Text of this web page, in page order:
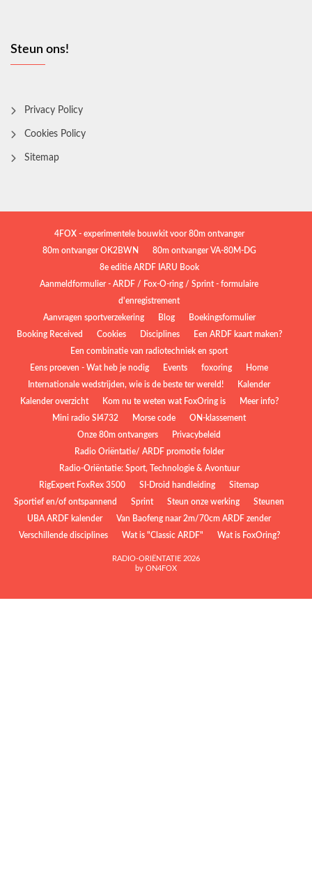
Steun ons!
Privacy Policy
Cookies Policy
Sitemap
4FOX - experimentele bouwkit voor 80m ontvanger
80m ontvanger OK2BWN
80m ontvanger VA-80M-DG
8e editie ARDF IARU Book
Aanmeldformulier - ARDF / Fox-O-ring / Sprint - formulaire
d'enregistrement
Aanvragen sportverzekering
Blog
Boekingsformulier
Booking Received
Cookies Disciplines
Een ARDF kaart maken?
Een combinatie van radiotechniek en sport
Eens proeven - Wat heb je nodig
Events foxoring
Home
Internationale wedstrijden, wie is de beste ter wereld!
Kalender
Kalender overzicht
Kom nu te weten wat FoxOring is
Meer info?
Mini radio SI4732
Morse code
ON-klassement
Onze 80m ontvangers
Privacybeleid
Radio Oriëntatie/ ARDF promotie folder
Radio‑Oriëntatie: Sport, Technologie & Avontuur
RigExpert FoxRex 3500
SI-Droid handleiding
Sitemap
Sportief en/of ontspannend
Sprint Steun onze werking
Steunen
UBA ARDF kalender
Van Baofeng naar 2m/70cm ARDF zender
Verschillende disciplines
Wat is "Classic ARDF" Wat is FoxOring?
RADIO-ORIËNTATIE 2026
by ON4FOX